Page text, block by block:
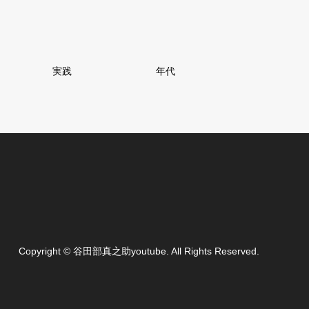
実践 年代
Copyright © 谷田部真之助youtube. All Rights Reserved.